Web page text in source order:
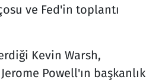
ve Fed'in toplantı
Kevin Warsh,
Powell'ın başkanlık